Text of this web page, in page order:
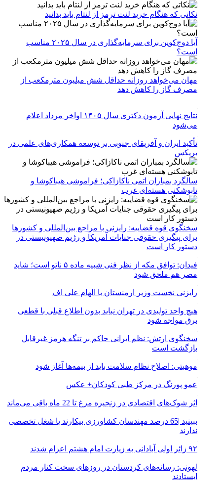
نکاتی که هنگام خرید لنت ترمز از لنتام باید بدانید
آیا دوج‌کوین برای سرمایه‌گذاری در سال ۲۰۲۵ مناسب
است؟
مهان می‌خواهد روزانه حداقل شش میلیون مترمکعب از
مصرف گاز را کاهش دهد
نتایج نهایی آزمون دکتری سال ۱۴۰۵ اواخر مرداد اعلام
می‌شود
تأکید ایران و آفریقای جنوبی بر توسعه همکاری‌های علمی در
بریکس
سالگرد بمباران اتمی ناکازاکی؛ فراموشی هیباکوشا و
تابوشکنی هسته‌ای غرب
سخنگوی قوه قضاییه: رایزنی‌ با مراجع بین‌المللی و کشور‌ها
برای پیگیری حقوقی جنایات آمریکا و رژیم صهیونیستی در
دستور کار است
فیدان: توافق مکه از نظر فنی شبیه ماده ۵ ناتو است؛ شاید
مصر هم ملحق شود
رایزنی نخست وزیر ارمنستان با الهام علی اف
هیچ واحد تولیدی در تهران نباید بدون اطلاع قبلی با قطعی
برق مواجه شود
سخنگوی ارتش: نظم ایرانی حاکم بر تنگه هرمز غیرقابل
بازگشت است
موهبتی: اصلاح نظام سلامت باید از بیمه‌ها آغاز شود
عمو پورنگ در مرکز طبی کودکان+ عکس
اثر شوک‌های اقتصادی در زنجیره مرغ تا 22 ماه باقی می‌ماند
ببینید |65 درصد مهندسان کشاورزی بیکارند یا شغل تخصصی
ندارند
۹۲ زائر اولی آبادانی به زیارت امام هشتم اعزام شدند
لهونی: رسانه‌های کردستان در روزهای سخت کنار مردم
ایستادند